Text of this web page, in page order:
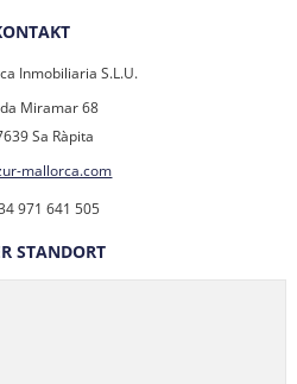
Inmobiliaria S.L.U.
Miramar 68
Sa Ràpita
mallorca.com
971 641 505
STANDORT